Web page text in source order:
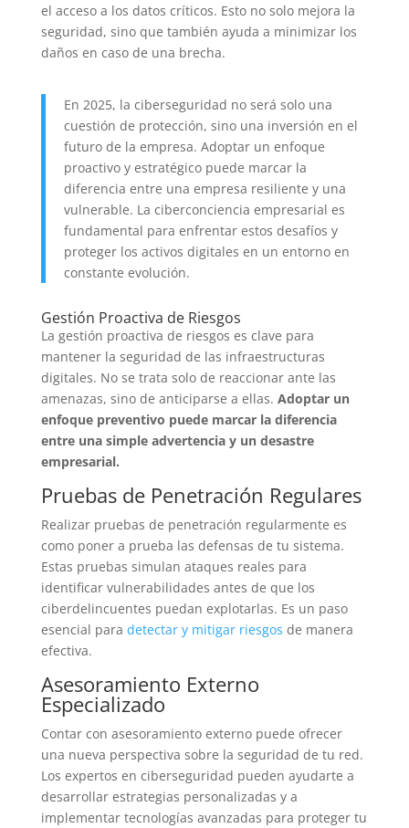
el acceso a los datos críticos. Esto no solo mejora la
seguridad, sino que también ayuda a minimizar los
daños en caso de una brecha.
En 2025, la ciberseguridad no será solo una
cuestión de protección, sino una inversión en el
futuro de la empresa. Adoptar un enfoque
proactivo y estratégico puede marcar la
diferencia entre una empresa resiliente y una
vulnerable. La ciberconciencia empresarial es
fundamental para enfrentar estos desafíos y
proteger los activos digitales en un entorno en
constante evolución.
Gestión Proactiva de Riesgos
La gestión proactiva de riesgos es clave para
mantener la seguridad de las infraestructuras
digitales. No se trata solo de reaccionar ante las
amenazas, sino de anticiparse a ellas. Adoptar un
enfoque preventivo puede marcar la diferencia
entre una simple advertencia y un desastre
empresarial.
Pruebas de Penetración Regulares
Realizar pruebas de penetración regularmente es
como poner a prueba las defensas de tu sistema.
Estas pruebas simulan ataques reales para
identificar vulnerabilidades antes de que los
ciberdelincuentes puedan explotarlas. Es un paso
esencial para detectar y mitigar riesgos de manera
efectiva.
Asesoramiento Externo
Especializado
Contar con asesoramiento externo puede ofrecer
una nueva perspectiva sobre la seguridad de tu red.
Los expertos en ciberseguridad pueden ayudarte a
desarrollar estrategias personalizadas y a
implementar tecnologías avanzadas para proteger tu